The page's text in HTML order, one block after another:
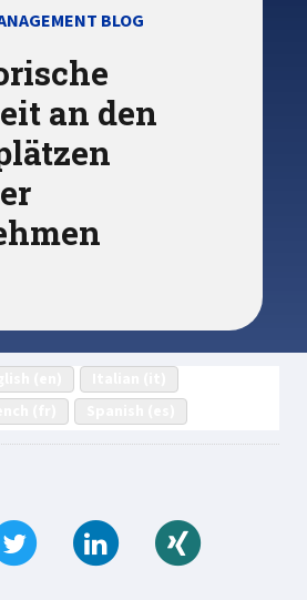
BLOG
an den
Tweet Share on LinkedIn